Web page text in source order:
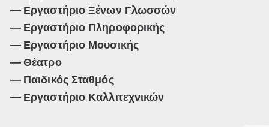
Εργαστήριο Ξένων Γλωσσών
Εργαστήριο Πληροφορικής
Εργαστήριο Μουσικής
Θέατρο
Παιδικός Σταθμός
Εργαστήριο Καλλιτεχνικών